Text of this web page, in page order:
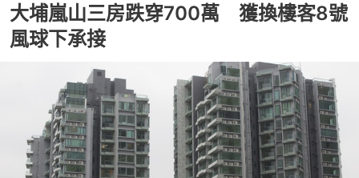
大埔嵐山三房跌穿700萬 獲換樓客8號
風球下承接